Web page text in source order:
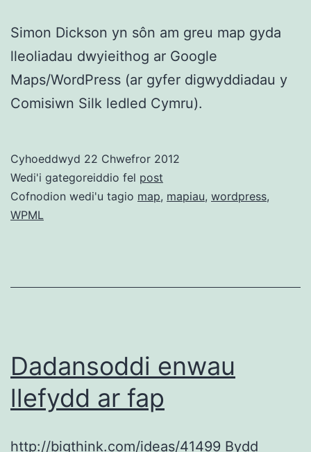
Simon Dickson yn sôn am greu map gyda
lleoliadau dwyieithog ar Google
Maps/WordPress (ar gyfer digwyddiadau y
Comisiwn Silk ledled Cymru).
Cyhoeddwyd 22 Chwefror 2012
Wedi'i gategoreiddio fel post
Cofnodion wedi'u tagio map, mapiau, wordpress,
WPML
Dadansoddi enwau
llefydd ar fap
http://bigthink.com/ideas/41499 Bydd